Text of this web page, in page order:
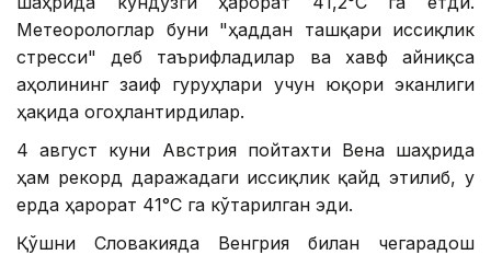
Метеорологлар буни "ҳаддан ташқари иссиқлик
стресси" деб таърифладилар ва хавф айниқса
аҳолининг заиф гуруҳлари учун юқори эканлиги
ҳақида огоҳлантирдилар.
4 август куни Австрия пойтахти Вена шаҳрида
ҳам рекорд даражадаги иссиқлик қайд этилиб, у
ерда ҳарорат 41°С га кўтарилган эди.
Қўшни Словакияда Венгрия билан чегарадош